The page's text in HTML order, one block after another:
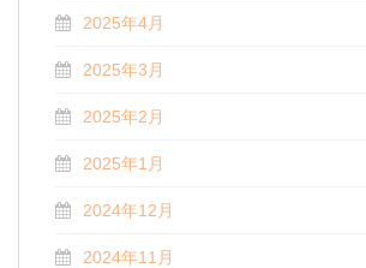
2025年4月
2025年3月
2025年2月
2025年1月
2024年12月
2024年11月